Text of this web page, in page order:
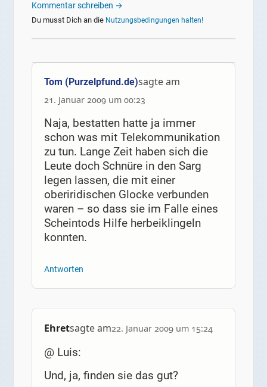
Kommentar schreiben →
Du musst Dich an die Nutzungsbedingungen halten!
Tom (Purzelpfund.de)sagte am
21. Januar 2009 um 00:23
Naja, bestatten hatte ja immer
schon was mit Telekommunikation
zu tun. Lange Zeit haben sich die
Leute doch Schnüre in den Sarg
legen lassen, die mit einer
oberiridischen Glocke verbunden
waren – so dass sie im Falle eines
Scheintods Hilfe herbeiklingeln
konnten.
Antworten
Ehretsagte am22. Januar 2009 um 15:24
@ Luis:
Und, ja, finden sie das gut?